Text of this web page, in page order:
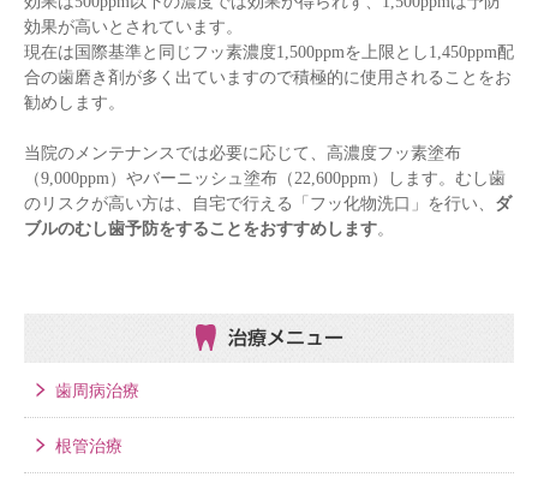
効果が高いとされています。
現在は国際基準と同じフッ素濃度1,500ppmを上限とし1,450ppm配
合の歯磨き剤が多く出ていますので積極的に使用されることをお
勧めします。
当院のメンテナンスでは必要に応じて、高濃度フッ素塗布
（9,000ppm）やバーニッシュ塗布（22,600ppm）します。むし歯
のリスクが高い方は、自宅で行える「フッ化物洗口」を行い、 ダ
ブルのむし歯予防をすることをおすすめします。
治療メニュー
歯周病治療
根管治療